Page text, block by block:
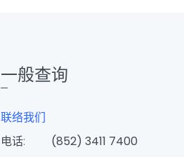
一般查询
联络我们
电话:
(852) 3411 7400